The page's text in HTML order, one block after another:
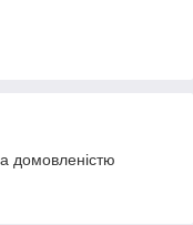
домовленістю